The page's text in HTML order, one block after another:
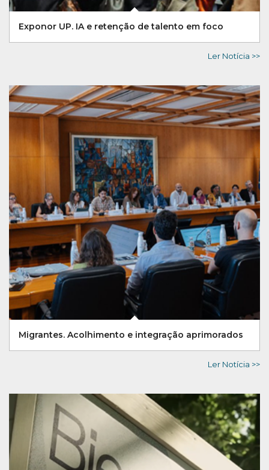
Exponor UP. IA e retenção de talento em foco
Ler Notícia >>
Migrantes. Acolhimento e integração aprimorados
Ler Notícia >>